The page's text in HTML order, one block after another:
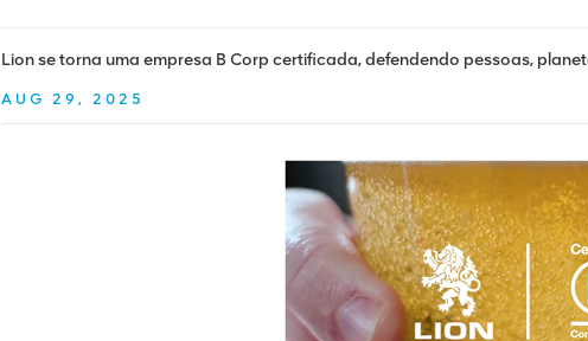
Lion se torna uma empresa B Corp certificada, defendendo pessoas,
AUG 29, 2025